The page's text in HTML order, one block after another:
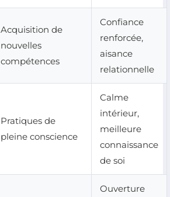
Acquisition de
nouvelles
compétences
Confiance
renforcée,
aisance
relationnelle
Pratiques de
pleine conscience
Calme
intérieur,
meilleure
connaissance
de soi
Ouverture